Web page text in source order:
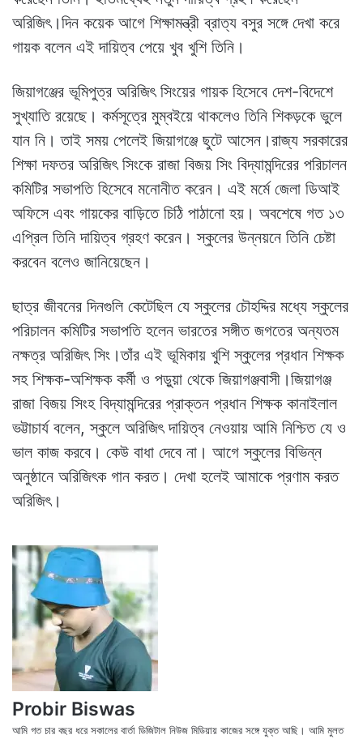
অরিজিৎ।দিন কয়েক আগে শিক্ষামন্ত্রী ব্রাত্য বসুর সঙ্গে দেখা করে
গায়ক বলেন এই দায়িত্ব পেয়ে খুব খুশি তিনি।
জিয়াগঞ্জের ভূমিপুত্র অরিজিৎ সিংয়ের গায়ক হিসেবে দেশ-বিদেশে
সুখ্যাতি রয়েছে। কর্মসূত্রে মুম্বইয়ে থাকলেও তিনি শিকড়কে ভুলে
যান নি। তাই সময় পেলেই জিয়াগঞ্জে ছুটে আসেন।রাজ্য সরকারের
শিক্ষা দফতর অরিজিৎ সিংকে রাজা বিজয় সিং বিদ্যামন্দিরের পরিচালন
কমিটির সভাপতি হিসেবে মনোনীত করেন। এই মর্মে জেলা ডিআই
অফিসে এবং গায়কের বাড়িতে চিঠি পাঠানো হয়। অবশেষে গত ১৩
এপ্রিল তিনি দায়িত্ব গ্রহণ করেন। স্কুলের উন্নয়নে তিনি চেষ্টা
করবেন বলেও জানিয়েছেন।
ছাত্র জীবনের দিনগুলি কেটেছিল যে স্কুলের চৌহদ্দির মধ্যে স্কুলের
পরিচালন কমিটির সভাপতি হলেন ভারতের সঙ্গীত জগতের অন্যতম
নক্ষত্র অরিজিৎ সিং।তাঁর এই ভূমিকায় খুশি স্কুলের প্রধান শিক্ষক
সহ শিক্ষক-অশিক্ষক কর্মী ও পড়ুয়া থেকে জিয়াগঞ্জবাসী।জিয়াগঞ্জ
রাজা বিজয় সিংহ বিদ্যামন্দিরের প্রাক্তন প্রধান শিক্ষক কানাইলাল
ভট্টাচার্য বলেন, স্কুলে অরিজিৎ দায়িত্ব নেওয়ায় আমি নিশ্চিত যে ও
ভাল কাজ করবে। কেউ বাধা দেবে না। আগে স্কুলের বিভিন্ন
অনুষ্ঠানে অরিজিৎক গান করত। দেখা হলেই আমাকে প্রণাম করত
অরিজিৎ।
Probir Biswas
আমি গত চার বছর ধরে সকালের বার্তা ডিজিটাল নিউজ মিডিয়ায় কাজের সঙ্গে যুক্ত আছি। আমি মুলত